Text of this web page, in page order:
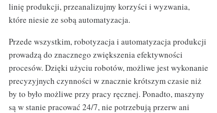
linię produkcji, przeanalizujmy korzyści i wyzwania,
które niesie ze sobą automatyzacja.
Przede wszystkim, robotyzacja i automatyzacja produkcji
prowadzą do znacznego zwiększenia efektywności
procesów. Dzięki użyciu robotów, możliwe jest wykonanie
precyzyjnych czynności w znacznie krótszym czasie niż
by to było możliwe przy pracy ręcznej. Ponadto, maszyny
są w stanie pracować 24/7, nie potrzebują przerw ani